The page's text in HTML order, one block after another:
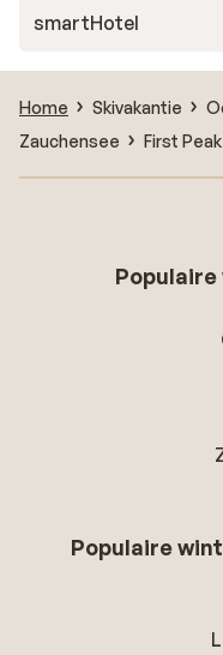
smartHotel
Home Skivakantie
Zauchensee
First
Populaire